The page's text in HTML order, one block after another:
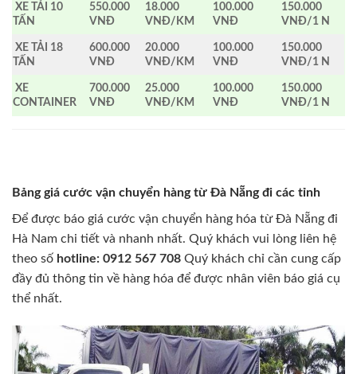
XE TẢI 10
TẤN
550.000
VNĐ
18.000
VNĐ/KM
100.000
VNĐ
150.000
VNĐ/1 N
XE TẢI 18
TẤN
600.000
VNĐ
20.000
VNĐ/KM
100.000
VNĐ
150.000
VNĐ/1 N
XE
CONTAINER
700.000
VNĐ
25.000
VNĐ/KM
100.000
VNĐ
150.000
VNĐ/1 N
Bảng giá cước vận chuyển hàng từ Đà Nẵng đi các tỉnh
Để được báo giá cước vận chuyển hàng hóa từ Đà Nẵng đi
Hà Nam chi tiết và nhanh nhất. Quý khách vui lòng liên hệ
theo số hotline: 0912 567 708 Quý khách chỉ cần cung cấp
đầy đủ thông tin về hàng hóa để được nhân viên báo giá cụ
thể nhất.